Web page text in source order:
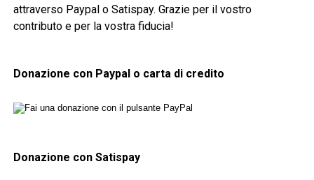
attraverso Paypal o Satispay. Grazie per il vostro
contributo e per la vostra fiducia!
Donazione con Paypal o carta di credito
Donazione con Satispay